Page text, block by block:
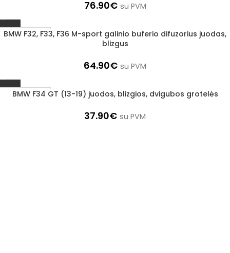
76.90€ su PVM
1–3 D. D.
BMW F32, F33, F36 M-sport galinio buferio difuzorius juodas,
blizgus
64.90€ su PVM
1–3 D. D.
BMW F34 GT (13-19) juodos, blizgios, dvigubos grotelės
37.90€ su PVM